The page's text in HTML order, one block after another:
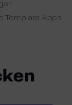
Template Apps